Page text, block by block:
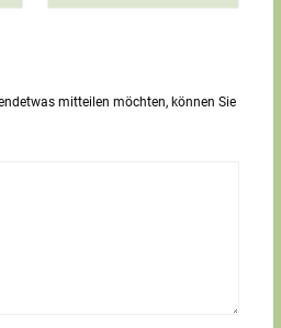
mitteilen möchten, können Sie